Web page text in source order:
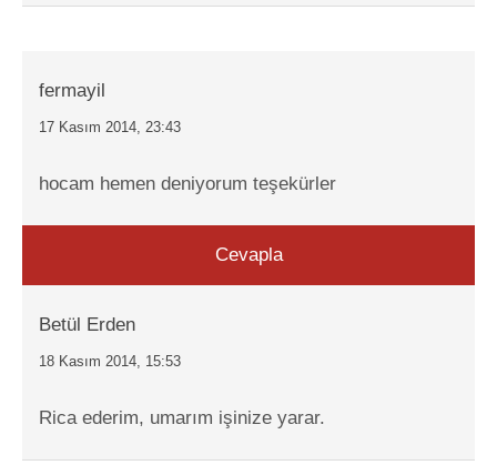
fermayil
17 Kasım 2014, 23:43
hocam hemen deniyorum teşekürler
Cevapla
Betül Erden
18 Kasım 2014, 15:53
Rica ederim, umarım işinize yarar.